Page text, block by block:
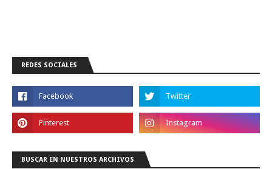
REDES SOCIALES
BUSCAR EN NUESTROS ARCHIVOS